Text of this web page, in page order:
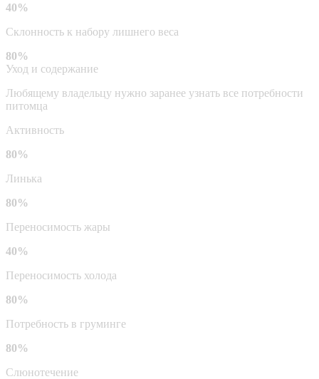
40%
Склонность к набору лишнего веса
80%
Уход и содержание
Любящему владельцу нужно заранее узнать все потребности
питомца
Активность
80%
Линька
80%
Переносимость жары
40%
Переносимость холода
80%
Потребность в груминге
80%
Слюнотечение